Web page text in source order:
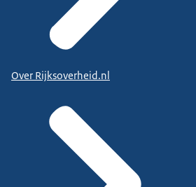
Over Rijksoverheid.nl